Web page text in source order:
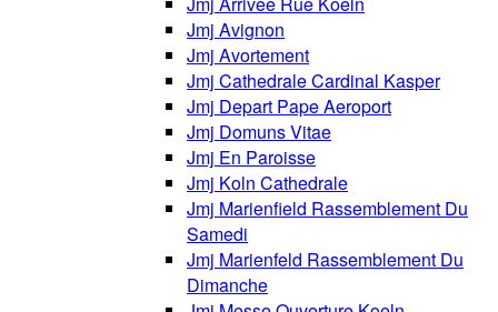
Jmj Avignon
Jmj Avortement
Jmj Cathedrale Cardinal Kasper
Jmj Depart Pape Aeroport
Jmj Domuns Vitae
Jmj En Paroisse
Jmj Koln Cathedrale
Jmj Marienfield Rassemblement Du
Samedi
Jmj Marienfeld Rassemblement Du
Dimanche